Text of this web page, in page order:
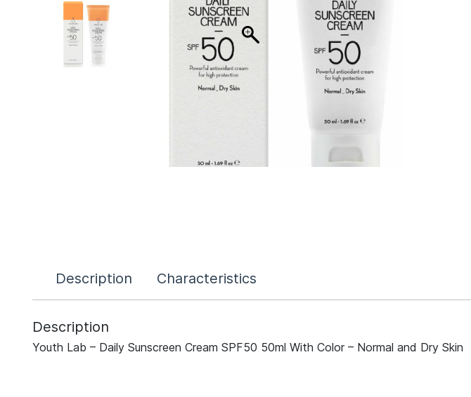
Description Characteristics
Description
Youth Lab – Daily Sunscreen Cream SPF50 50ml With Color – Normal and Dry Skin